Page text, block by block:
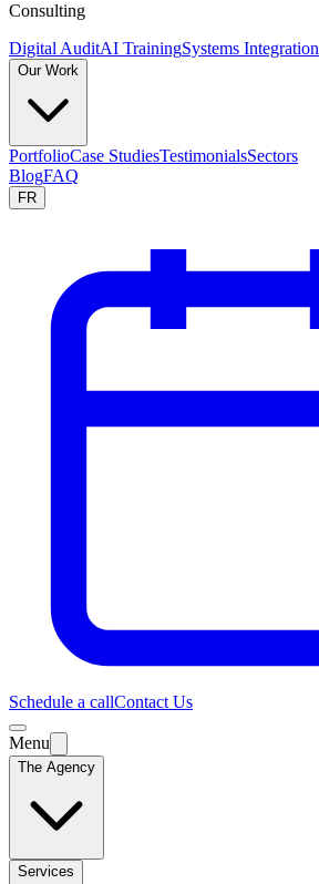
Consulting
Digital AuditAI TrainingSystems Integration
Our Work
PortfolioCase StudiesTestimonialsSectors
BlogFAQ
FR
Schedule a callContact Us
Menu
The Agency
Services